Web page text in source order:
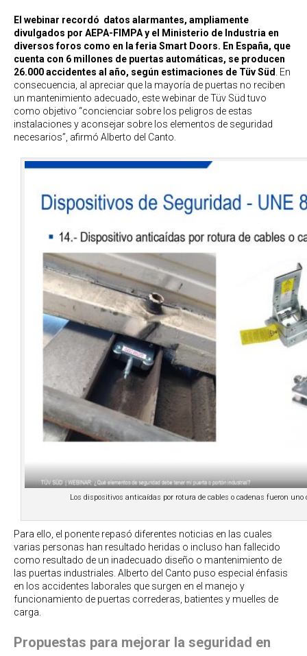
El webinar recordó datos alarmantes, ampliamente
divulgados por AEPA-FIMPA y el Ministerio de Industria en
diversos foros como en la feria Smart Doors. En España, que
cuenta con 6 millones de puertas automáticas, se producen
26.000 accidentes al año, según estimaciones de Tüv Süd
. En
consecuencia, al apreciar que la mayoría de puertas no reciben
un mantenimiento adecuado, este webinar de Tüv Süd tuvo
como objetivo “concienciar sobre los peligros de estas
instalaciones y aconsejar sobre los elementos de seguridad
necesarios”, afirmó Alberto del Canto.
Los dispositivos anticaídas por rotura de cables o cadenas fueron
Para ello, el ponente repasó diferentes noticias en las cuales
varias personas han resultado heridas o incluso han fallecido
como resultado de un inadecuado diseño o mantenimiento de
las puertas industriales. Alberto del Canto puso especial énfasis
en los accidentes laborales que surgen en el manejo y
funcionamiento de puertas correderas, batientes y muelles de
carga.
Propuestas para mejorar la seguridad en